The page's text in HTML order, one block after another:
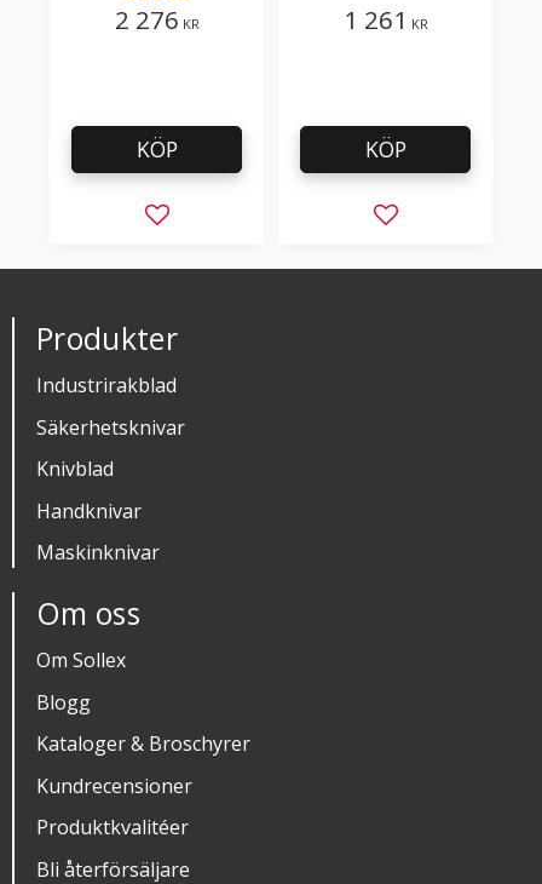
2 276 KR
Lägg till i favoriter
KÖP
1 261 KR
Lägg till i
KÖP
Produkter
Industrirakblad
Säkerhetsknivar
Knivblad
Handknivar
Maskinknivar
Om oss
Om Sollex
Blogg
Kataloger & Broschyrer
Kundrecensioner
Produktkvalitéer
Bli återförsäljare